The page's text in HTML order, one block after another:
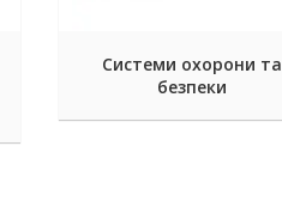
Системи охорони та
безпеки